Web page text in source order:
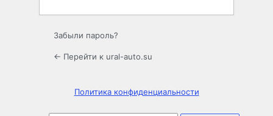
Забыли пароль?
← Перейти к ural-auto.su
Политика конфиденциальности